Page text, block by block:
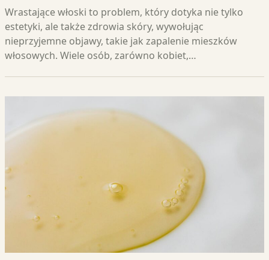
Wrastające włoski to problem, który dotyka nie tylko
estetyki, ale także zdrowia skóry, wywołując
nieprzyjemne objawy, takie jak zapalenie mieszków
włosowych. Wiele osób, zarówno kobiet,…